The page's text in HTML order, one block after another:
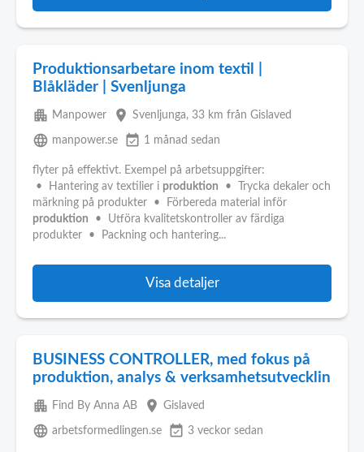
Produktionsarbetare inom textil |
Blåkläder | Svenljunga
apartment Manpower place Svenljunga, 33 km från Gislaved
language manpower.se event_available 1 månad sedan
flyter på effektivt. Exempel på arbetsuppgifter:
• Hantering av textilier i produktion • Trycka dekaler och
märkning på produkter • Förbereda material inför
produktion • Utföra kvalitetskontroller av färdiga
produkter • Packning och hantering...
Visa detaljer
BUSINESS CONTROLLER, med fokus på
produktion, analys & verksamhetsutvecklin
apartment Find By Anna AB place Gislaved
language arbetsformedlingen.se event_available 3 veckor sedan